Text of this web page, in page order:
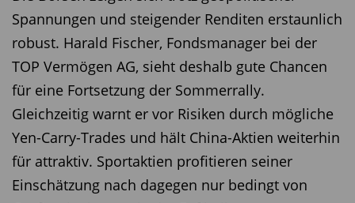
Fazit:In den kommenden Monaten wird sich
zeigen, ob der kurzfristige Verkauf oder der
langfristig angelegte Kauf von Gold derzeit die
bessere Idee ist.
Interessante Termine in den kommenden
Tagen
Am Dienstag
findet im Gebäude der IG Bau eine
Spannungen und steigender Renditen erstaunlich
robust. Harald Fischer, Fondsmanager bei der
TOP Vermögen AG, sieht deshalb gute Chancen
für eine Fortsetzung der Sommerrally.
Gleichzeitig warnt er vor Risiken durch mögliche
Yen-Carry-Trades und hält China-Aktien weiterhin
für attraktiv. Sportaktien profitieren seiner
Einschätzung nach dagegen nur bedingt von